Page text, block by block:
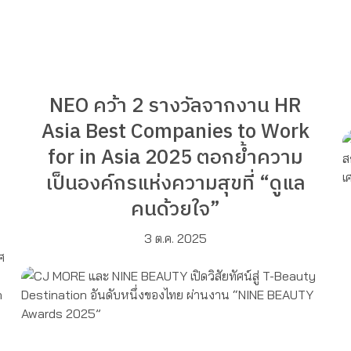
NEO คว้า 2 รางวัลจากงาน HR
Asia Best Companies to Work
for in Asia 2025 ตอกย้ำความ
เป็นองค์กรแห่งความสุขที่ “ดูแล
คนด้วยใจ”
3 ต.ค. 2025